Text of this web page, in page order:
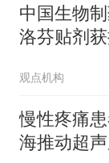
中国生物
洛芬贴剂
观点机构
慢性疼痛
海推动超